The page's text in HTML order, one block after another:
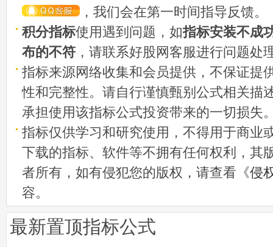
，我们会在第一时间指导反馈。
积分指标使用遇到问题，如指标安装不成
布的不符 ，请联系好股网客服进行问题处
指标来源网络收集和会员提供，不保证提
性和完整性。请自行谨慎甄别公式相关描
承担使用该指标公式投资带来的一切损失
指标仅供学习和研究使用，不得用于商业
下载的指标、软件等不拥有任何权利，其
者所有，如有侵犯您的版权，请查看《侵
容。
最新置顶指标公式